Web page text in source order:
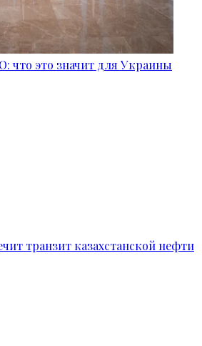
что это значит для Украины
транзит казахстанской нефти